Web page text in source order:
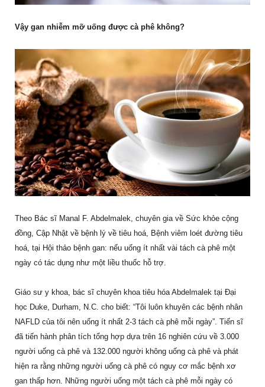
Vậy gan nhiễm mỡ uống được cà phê không?
Theo Bác sĩ Manal F. Abdelmalek, chuyên gia về Sức khỏe cộng
đồng, Cập Nhật về bệnh lý về tiêu hoá, Bệnh viêm loét đường tiêu
hoá, tại Hội thảo bệnh gan: nếu uống ít nhất vài tách cà phê một
ngày có tác dụng như một liều thuốc hỗ trợ.
Giáo sư y khoa, bác sĩ chuyên khoa tiêu hóa Abdelmalek tại Đại
học Duke, Durham, N.C. cho biết: “Tôi luôn khuyên các bệnh nhân
NAFLD của tôi nên uống ít nhất 2-3 tách cà phê mỗi ngày”. Tiến sĩ
đã tiến hành phân tích tổng hợp dựa trên 16 nghiên cứu về 3.000
người uống cà phê và 132.000 người không uống cà phê và phát
hiện ra rằng những người uống cà phê có nguy cơ mắc bệnh xơ
gan thấp hơn. Những người uống một tách cà phê mỗi ngày có